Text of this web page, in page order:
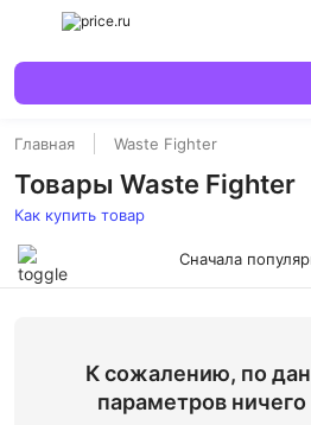
Главная Waste Fighter
Товары Waste Fighter
Как купить товар
Сначала
К сожалению, по
параметров